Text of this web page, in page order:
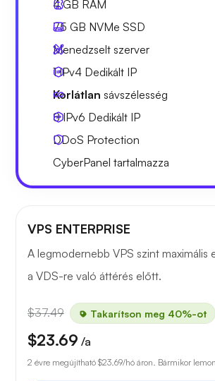
4 GB RAM
75 GB NVMe SSD
Menedzselt szerver
1 IPv4 Dedikált IP
Korlátlan sávszélesség
8 IPv6 Dedikált IP
DDoS Protection
CyberPanel tartalmazza
VPS ENTERPRISE
A legmodernebb VPS szint maximális
a VDS-re való áttérés előtt.
$37.49 Takarítson meg 40%-ot
$23.69 /a
2 évre megújítható $23.69/hó áron. Bármikor